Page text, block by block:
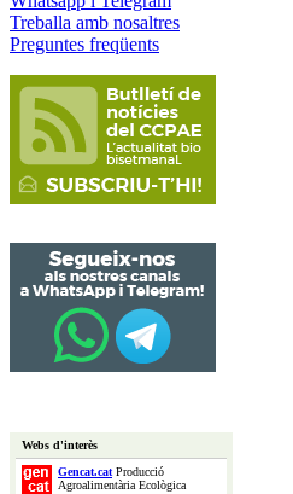
Treballa amb nosaltres
Preguntes freqüents
Webs d'interès
Gencat.catProducció
Agroalimentària Ecològica